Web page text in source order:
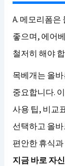
A. 메모리폼은
좋으며, 에어
철저히 해야
목베개는 올
중요합니다.
사용 팁, 비교
선택하고 올
편안한 휴식
지금 바로 자